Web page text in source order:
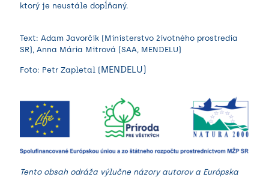
ktorý je neustále dopĺňaný.
Text: Adam Javorčík (Ministerstvo životného prostredia
SR), Anna Mária Mitrová (SAA, MENDELU)
Foto: Petr Zapletal (MENDELU)
Tento obsah odráža výlučne názory autorov a Európska